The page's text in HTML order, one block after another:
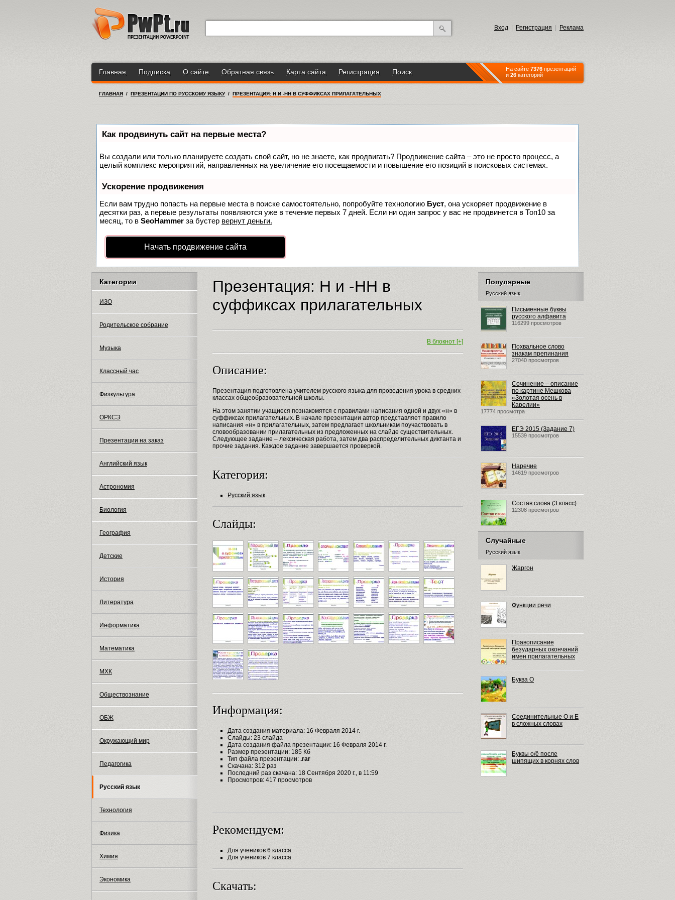
Вход Регистрация Реклама
Главная Подписка О сайте Обратная связь Карта сайта Регистрация Поиск На сайте 7376 презентаций
и 26 категорий
ГЛАВНАЯ / ПРЕЗЕНТАЦИИ ПО РУССКОМУ ЯЗЫКУ / ПРЕЗЕНТАЦИЯ: Н И -НН В СУФФИКСАХ ПРИЛАГАТЕЛЬНЫХ
Как продвинуть сайт на первые места?
Вы создали или только планируете создать свой сайт, но не знаете, как продвигать? Продвижение сайта – это не просто процесс, а
целый комплекс мероприятий, направленных на увеличение его посещаемости и повышение его позиций в поисковых системах.
Ускорение продвижения
Если вам трудно попасть на первые места в поиске самостоятельно, попробуйте технологию Буст, она ускоряет продвижение в
десятки раз, а первые результаты появляются уже в течение первых 7 дней. Если ни один запрос у вас не продвинется в Топ10 за
месяц, то в SeoHammer за бустер вернут деньги.
Начать продвижение сайта
Категории
ИЗО
Родительское собрание
Музыка
Классный час
Физкультура
ОРКСЭ
Презентации на заказ
Английский язык
Астрономия
Биология
География
Детские
История
Литература
Информатика
Математика
МХК
Обществознание
ОБЖ
Окружающий мир
Педагогика
Русский язык
Технология
Физика
Химия
Экономика
Презентация: Н и -НН в
суффиксах прилагательных
В блокнот [+]
Описание:
Презентация подготовлена учителем русского языка для проведения урока в средних
классах общеобразовательной школы.
На этом занятии учащиеся познакомятся с правилами написания одной и двух «н» в
суффиксах прилагательных. В начале презентации автор представляет правило
написания «н» в прилагательных, затем предлагает школьникам поучаствовать в
словообразовании прилагательных из предложенных на слайде существительных.
Следующее задание – лексическая работа, затем два распределительных диктанта и
прочие задания. Каждое задание завершается проверкой.
Категория:
Русский язык
Слайды:
Информация:
Дата создания материала: 16 Февраля 2014 г.
Слайды: 23 слайда
Дата создания файла презентации: 16 Февраля 2014 г.
Размер презентации: 185 Кб
Тип файла презентации: .rar
Скачана: 312 раз
Последний раз скачана: 18 Сентября 2020 г., в 11:59
Просмотров: 417 просмотров
Рекомендуем:
Для учеников 6 класса
Для учеников 7 класса
Скачать:
Популярные
Русский язык
Письменные буквы
русского алфавита
116299 просмотров
Похвальное слово
знакам препинания
27040 просмотров
Сочинение – описание
по картине Мешкова
«Золотая осень в
Карелии»
17774 просмотра
ЕГЭ 2015 (Задание 7)
15539 просмотров
Наречие
14619 просмотров
Состав слова (3 класс)
12308 просмотров
Случайные
Русский язык
Жаргон
Функции речи
Правописание
безударных окончаний
имен прилагательных
Буква О
Соединительные О и Е
в сложных словах
Буквы о/ё после
шипящих в корнях слов